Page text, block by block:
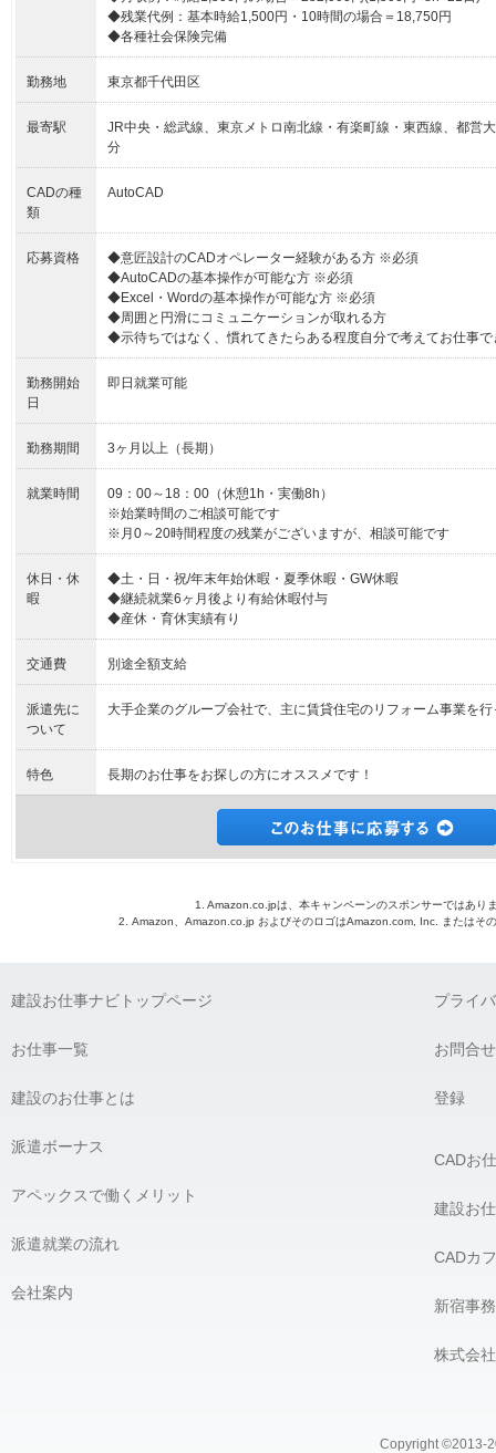
◆残業代例：基本時給1,500円・10時間の場合＝18,750円
◆各種社会保険完備
勤務地 東京都千代田区
最寄駅
JR中央・総武線、東京メトロ南北線・有楽町線・東西線、都営
分
CADの種
類
AutoCAD
応募資格
◆意匠設計のCADオペレーター経験がある方 ※必須
◆AutoCADの基本操作が可能な方 ※必須
◆Excel・Wordの基本操作が可能な方 ※必須
◆周囲と円滑にコミュニケーションが取れる方
◆示待ちではなく、慣れてきたらある程度自分で考えてお仕事で
勤務開始
日
即日就業可能
勤務期間 3ヶ月以上（長期）
就業時間
09：00～18：00（休憩1h・実働8h）
※始業時間のご相談可能です
※月0～20時間程度の残業がございますが、相談可能です
休日・休
暇
◆土・日・祝/年末年始休暇・夏季休暇・GW休暇
◆継続就業6ヶ月後より有給休暇付与
◆産休・育休実績有り
交通費 別途全額支給
派遣先に
ついて
大手企業のグループ会社で、主に賃貸住宅のリフォーム事業を
特色 長期のお仕事をお探しの方にオススメです！
1. Amazon.co.jpは、本キャンペーンのスポンサーではあり
2. Amazon、Amazon.co.jp およびそのロゴはAmazon.com, Inc. またはそ
建設お仕事ナビトップページ
お仕事一覧
建設のお仕事とは
派遣ボーナス
アペックスで働くメリット
派遣就業の流れ
会社案内
プライ
お問合せ
登録
CADお
建設お
CADカ
新宿事
株式会
Copyright ©2013-